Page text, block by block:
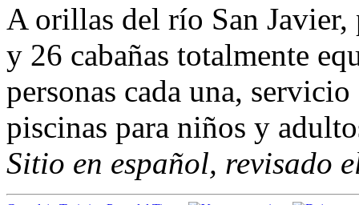
A orillas del río San Javier,
y 26 cabañas totalmente
personas cada una,
piscinas para niños y
Sitio en español, revisado